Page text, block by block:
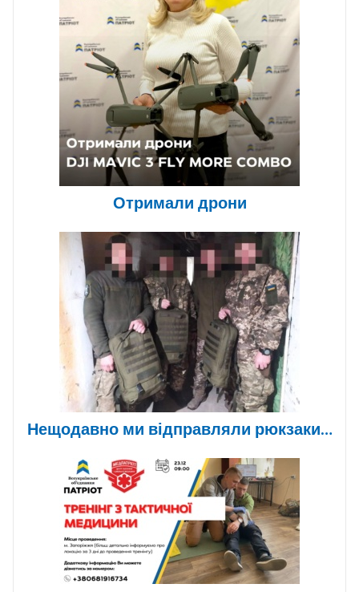
Отримали дрони
Нещодавно ми відправляли рюкзаки…